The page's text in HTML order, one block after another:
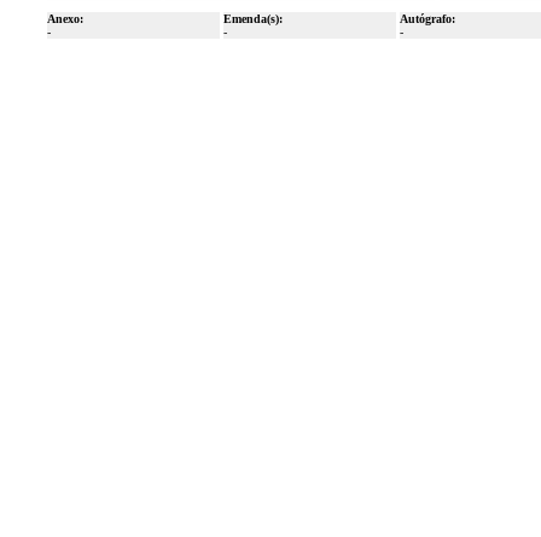
Anexo:
-
Emenda(s):
-
Autógrafo:
-